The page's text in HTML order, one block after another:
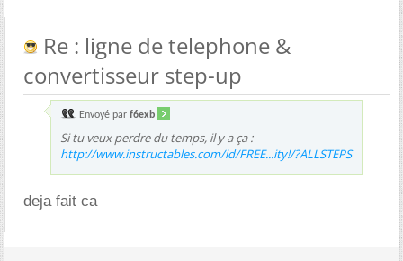
Re : ligne de telephone &
convertisseur step-up
Envoyé par f6exb
Si tu veux perdre du temps, il y a ça :
http://www.instructables.com/id/FREE...ity!/?ALLSTEPS
deja fait ca